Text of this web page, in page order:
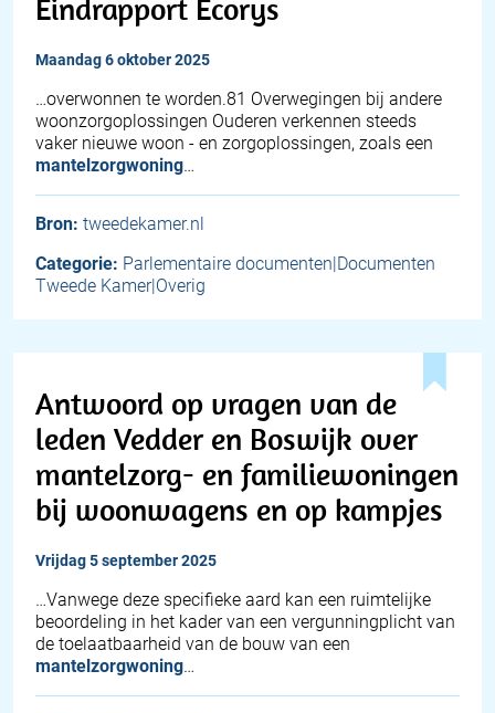
Eindrapport Ecorys
maandag 6 oktober 2025
…overwonnen te worden.81 Overwegingen bij andere
woonzorgoplossingen Ouderen verkennen steeds
vaker nieuwe woon - en zorgoplossingen, zoals een
mantelzorgwoning…
Bron: tweedekamer.nl
Categorie: Parlementaire documenten|Documenten
Tweede Kamer|Overig
Antwoord op vragen van de
leden Vedder en Boswijk over
mantelzorg- en familiewoningen
bij woonwagens en op kampjes
vrijdag 5 september 2025
…Vanwege deze specifieke aard kan een ruimtelijke
beoordeling in het kader van een vergunningplicht van
de toelaatbaarheid van de bouw van een
mantelzorgwoning…